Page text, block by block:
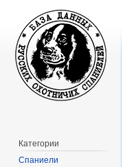
Категории
Спаниели